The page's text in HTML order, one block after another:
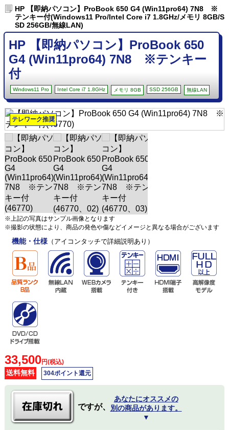
HP 【即納パソコン】ProBook 650 G4 (Win11pro64) 7N8 ※
テンキー付(Windows11 Pro/Intel Core i7 1.8GHz/メモリ 8GB/S
SD 256GB/無線LAN)
HP 【即納パソコン】ProBook 650
G4 (Win11pro64) 7N8 ※テンキー
付
Windows11 Pro Intel Core i7 1.8GHz メモリ 8GB SSD 256GB 無線LAN
テレワーク推奨
※上記の写真はサンプル画像となります
※撮影の状態により、商品の発色や傷などイメージと異なる場合がございます
機能・仕様（アイコンタッチで詳細説明あり）
33,500円(税込)
送料無料 304ポイント還元
ですが、
あなたにオススメの
別の商品があります。
▼